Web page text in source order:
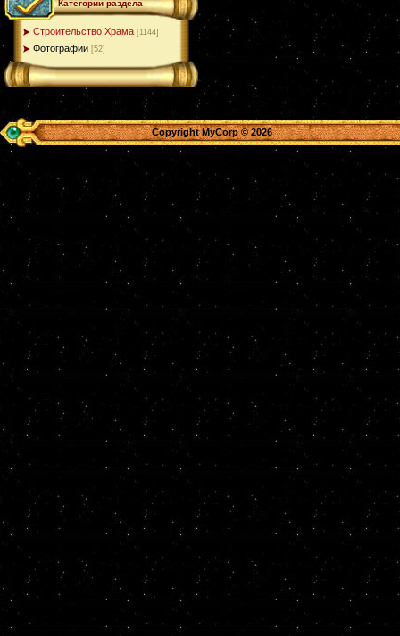
Категории раздела
Строительство Храма [1144]
Фотографии [52]
Copyright MyCorp © 2026